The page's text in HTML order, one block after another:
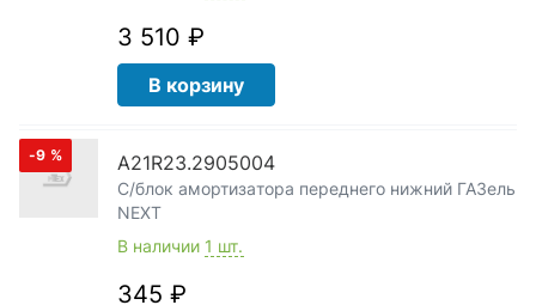
3 510 ₽
В корзину
-9 % A21R23.2905004
С/блок амортизатора переднего нижний ГАЗель
NEXT
В наличии 1 шт.
345 ₽